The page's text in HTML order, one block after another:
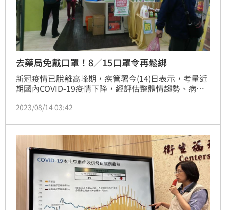
去藥局免戴口罩！8／15口罩令再鬆綁
新冠疫情已脫離高峰期，疾管署今(14)日表示，考量近
期國內COVID-19疫情下降，經評估整體情趨勢、病毒
(112)年8月15日起，除了醫院、診所、一般護理之家；
括藥局、檢驗所、物理治療、職能治療所等場域全部免
戴口罩。(記者黃仲丘)
2023/08/14 03:42